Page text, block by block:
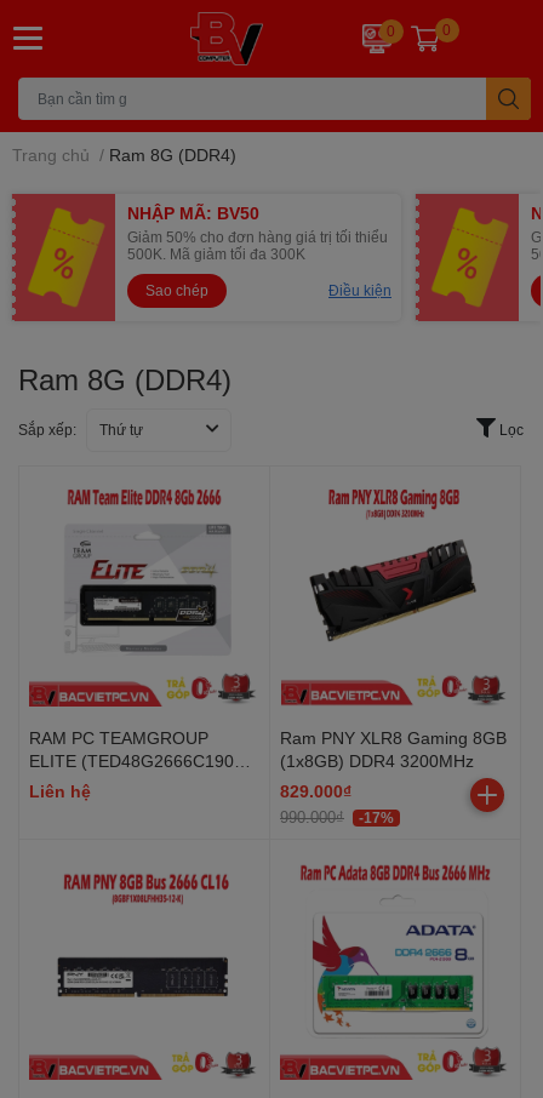
0 0
Trang chủ / Ram 8G (DDR4)
NHẬP MÃ: BV50
Giảm 50% cho đơn hàng giá trị tối thiểu
500K. Mã giảm tối đa 300K
Sao chép
Điều kiện
Ram 8G (DDR4)
Sắp xếp: Thứ tự Lọc
RAM PC TEAMGROUP
ELITE (TED48G2666C1902)
8GB (1x8GB) DDR4
2666MHz
Liên hệ
Ram PNY XLR8 Gaming 8GB
(1x8GB) DDR4 3200MHz
829.000₫
990.000₫ -17%